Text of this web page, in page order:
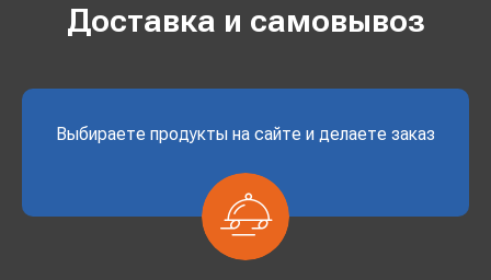
Доставка и самовывоз
Выбираете продукты на сайте и делаете заказ